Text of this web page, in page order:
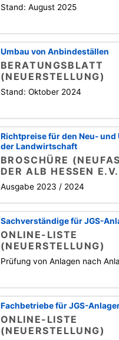
Stand: August 2025
Umbau von Anbindeställen
BERATUNGSBLATT
(NEUERSTELLUNG)
Stand: Oktober 2024
Richtpreise für den Neu- und
der Landwirtschaft
BROSCHÜRE
DER ALB HESSEN
Ausgabe 2023 / 2024
Sachverständige für JGS-
ONLINE-LISTE
(NEUERSTELLUNG)
Prüfung von Anlagen nach
Fachbetriebe für JGS-
ONLINE-LISTE
(NEUERSTELLUNG)